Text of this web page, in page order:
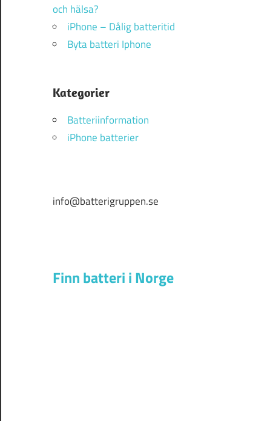
och hälsa?
iPhone – Dålig batteritid
Byta batteri Iphone
Kategorier
Batteriinformation
iPhone batterier
info@batterigruppen.se
Finn batteri i Norge